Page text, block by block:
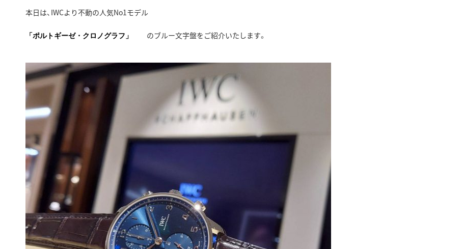
本日は、IWCより不動の人気No1モデル
「ポルトギーゼ・クロノグラフ」 のブルー文字盤をご紹介いたします。